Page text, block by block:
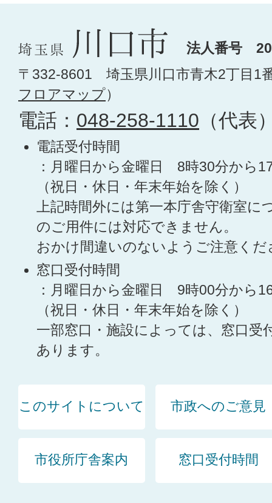
法人番号
〒332-8601 埼玉県川口市青木2丁目1
フロアマップ）
電話： 048-258-1110 （代表
電話受付時間
：月曜日から金曜日 8時30分から
（祝日・休日・年末年始を除く）
上記時間外には第一本庁舎守衛室に
のご用件には対応できません。
おかけ間違いのないようご注意くだ
窓口受付時間
：月曜日から金曜日 9時00分から
（祝日・休日・年末年始を除く）
一部窓口・施設によっては、窓口受
あります。
このサイトについて 市政へのご意見
市役所庁舎案内 窓口受付時間